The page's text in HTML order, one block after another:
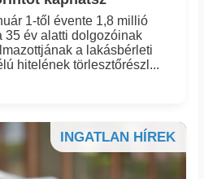
1-től évente 1,8 millió
35 év alatti dolgozóinak
a lakásbérleti
hitelének törlesztőrészl...
INGATLAN HÍREK